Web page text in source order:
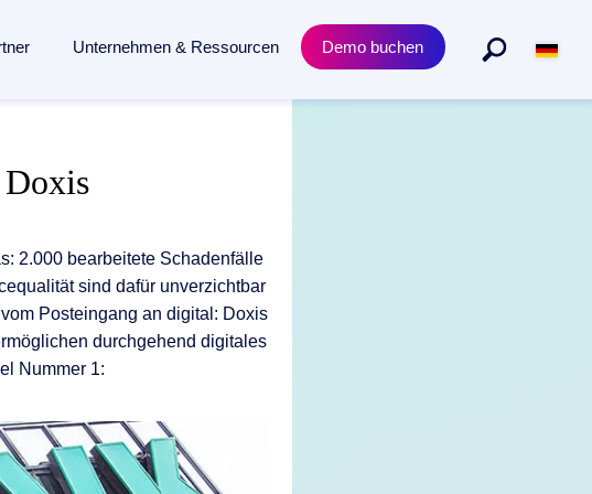
für den gesamten Dokumentenlebenszyklus.
Einkauf & Beschaffung
werden
Unternehmen & Ressourcen
Release News
Demo buchen
2.000 bearbeitete Schadenfälle
sind dafür unverzichtbar
Posteingang an digital: Doxis
durchgehend digitales
Nummer 1: